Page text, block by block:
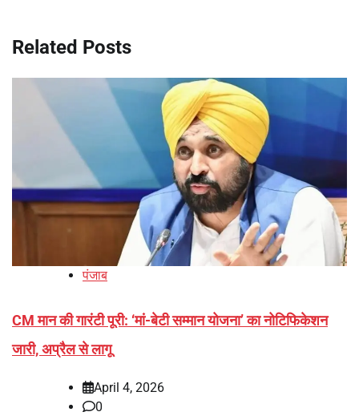
Related Posts
पंजाब
CM मान की गारंटी पूरी: ‘मां-बेटी सम्मान योजना’ का नोटिफिकेशन
जारी, अप्रैल से लागू
April 4, 2026
0